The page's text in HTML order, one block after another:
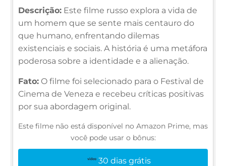
Descrição: Este filme russo explora a vida de
um homem que se sente mais centauro do
que humano, enfrentando dilemas
existenciais e sociais. A história é uma metáfora
poderosa sobre a identidade e a alienação.
Fato: O filme foi selecionado para o Festival de
Cinema de Veneza e recebeu críticas positivas
por sua abordagem original.
Este filme não está disponível no Amazon Prime, mas
você pode usar o bônus:
30 dias grátis